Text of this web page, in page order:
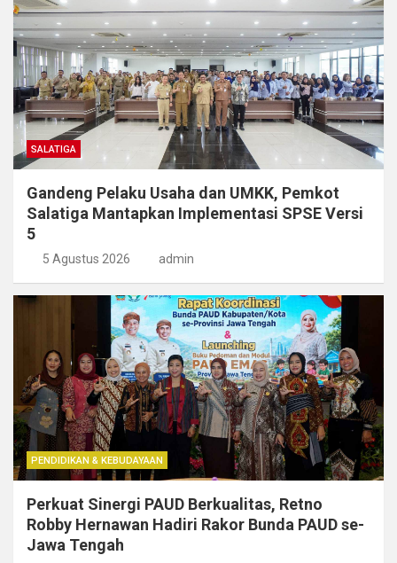
SALATIGA
Gandeng Pelaku Usaha dan UMKK, Pemkot
Salatiga Mantapkan Implementasi SPSE Versi
5
5 Agustus 2026 admin
PENDIDIKAN & KEBUDAYAAN
Perkuat Sinergi PAUD Berkualitas, Retno
Robby Hernawan Hadiri Rakor Bunda PAUD se-
Jawa Tengah